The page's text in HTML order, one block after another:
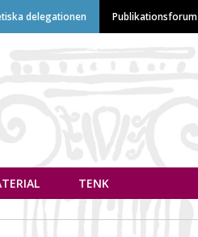
delegationen Publikationsforum
TENK